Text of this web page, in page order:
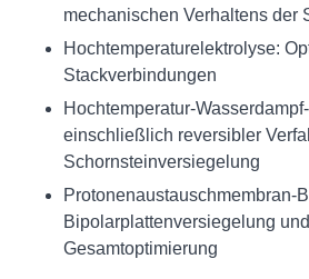
mechanischen Verhaltens der
Hochtemperaturelektrolyse:
Stackverbindungen
Hochtemperatur-
einschließlich reversibler
Schornsteinversiegelung
Protonenaustauschmembran-
Bipolarplattenversiegelung und
Gesamtoptimierung